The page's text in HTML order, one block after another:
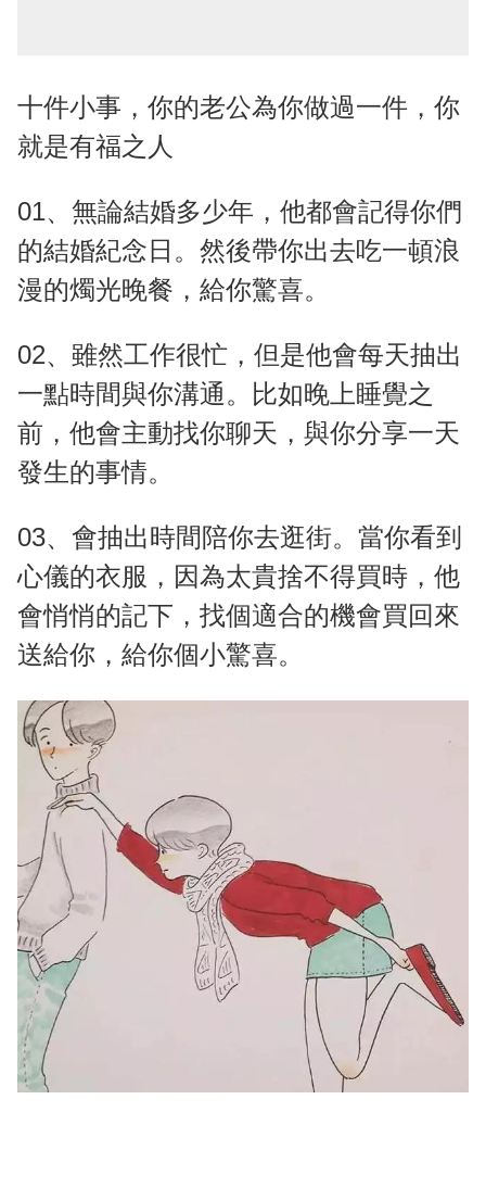
十件小事，你的老公為你做過一件，你
就是有福之人
01、無論結婚多少年，他都會記得你們
的結婚紀念日。然後帶你出去吃一頓浪
漫的燭光晚餐，給你驚喜。
02、雖然工作很忙，但是他會每天抽出
一點時間與你溝通。比如晚上睡覺之
前，他會主動找你聊天，與你分享一天
發生的事情。
03、會抽出時間陪你去逛街。當你看到
心儀的衣服，因為太貴捨不得買時，他
會悄悄的記下，找個適合的機會買回來
送給你，給你個小驚喜。